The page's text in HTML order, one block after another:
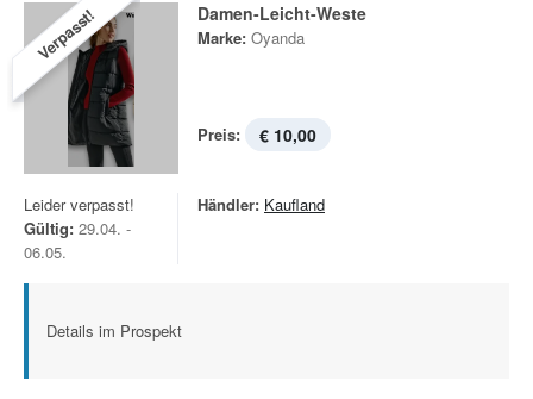
Verpasst! Damen-Leicht-Weste
Marke: Oyanda
Preis: € 10,00
Leider verpasst!
Gültig: 29.04. -
06.05.
Händler: Kaufland
Details im Prospekt